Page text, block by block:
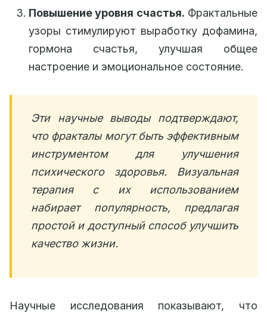
Повышение уровня счастья. Фрактальные
узоры стимулируют выработку дофамина,
гормона счастья, улучшая общее
настроение и эмоциональное состояние.
Эти научные выводы подтверждают,
что фракталы могут быть эффективным
инструментом для улучшения
психического здоровья. Визуальная
терапия с их использованием
набирает популярность, предлагая
простой и доступный способ улучшить
качество жизни.
Научные исследования показывают, что